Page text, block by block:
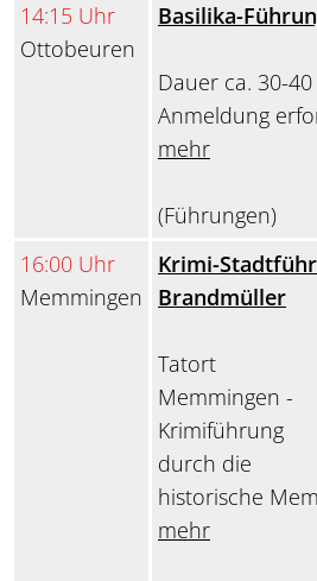
14:15 Uhr
Ottobeuren
Basilika-
Dauer ca. 30-
Anmeldung
mehr
(Führungen)
16:00 Uhr
Memmingen
Krimi-
Brandmüller
Tatort
Memmingen -
Krimiführung
durch die
historische
mehr